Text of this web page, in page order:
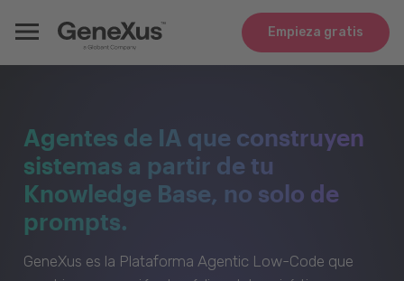
Empieza gratis
Agentes de IA que construyen
sistemas a partir de tu
Knowledge Base, no solo de
prompts.
GeneXus es la Plataforma Agentic Low-Code que